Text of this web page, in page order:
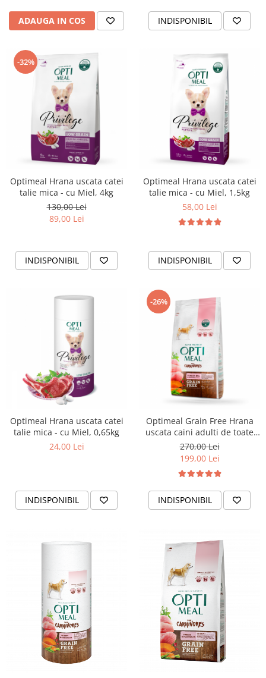
ADAUGA IN COS INDISPONIBIL
-32%
Optimeal Hrana uscata catei
talie mica - cu Miel, 4kg
130,00 Lei
89,00 Lei
INDISPONIBIL
Optimeal Hrana uscata catei
talie mica - cu Miel, 1,5kg
58,00 Lei
INDISPONIBIL
Optimeal Hrana uscata catei
talie mica - cu Miel, 0,65kg
24,00 Lei
INDISPONIBIL
-26%
Optimeal Grain Free Hrana
uscata caini adulti de toate
rasele - Curcan si legume,
10kg
270,00 Lei
199,00 Lei
INDISPONIBIL